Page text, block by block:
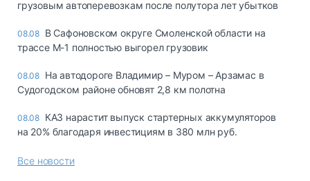
грузовым автоперевозкам после полутора лет убытков
08.08 В Сафоновском округе Смоленской области на
трассе М-1 полностью выгорел грузовик
08.08 На автодороге Владимир – Муром – Арзамас в
Судогодском районе обновят 2,8 км полотна
08.08 КАЗ нарастит выпуск стартерных аккумуляторов
на 20% благодаря инвестициям в 380 млн руб.
Все новости